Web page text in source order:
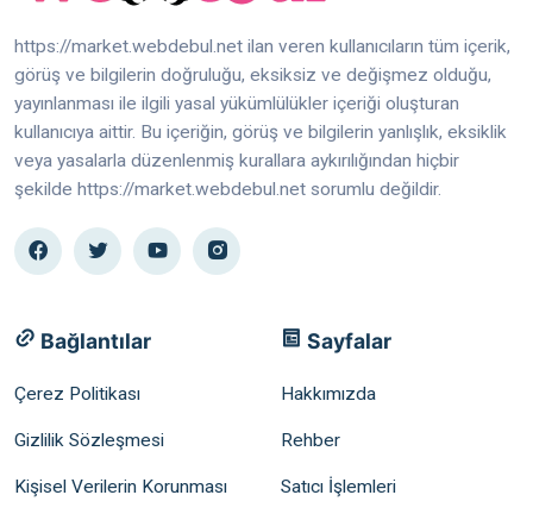
https://market.webdebul.net ilan veren kullanıcıların tüm içerik,
görüş ve bilgilerin doğruluğu, eksiksiz ve değişmez olduğu,
yayınlanması ile ilgili yasal yükümlülükler içeriği oluşturan
kullanıcıya aittir. Bu içeriğin, görüş ve bilgilerin yanlışlık, eksiklik
veya yasalarla düzenlenmiş kurallara aykırılığından hiçbir
şekilde https://market.webdebul.net sorumlu değildir.
Bağlantılar
Çerez Politikası
Gizlilik Sözleşmesi
Kişisel Verilerin Korunması
Sayfalar
Hakkımızda
Rehber
Satıcı İşlemleri